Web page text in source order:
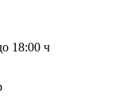
18:00 ч